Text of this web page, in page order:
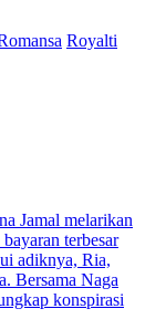
Stela Jayang
setiap hari demi
itu membuat Stela
tanda keguguran,
untuk
operasi caesar,
Urban Ceo